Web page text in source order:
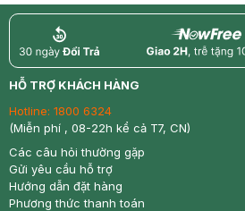
return nowfree
HỖ TRỢ KHÁCH HÀNG
Hotline: 1800 6324
(Miễn phí , 08-22h kể cả T7, CN)
Các câu hỏi thường gặp
Gửi yêu cầu hỗ trợ
Hướng dẫn đặt hàng
Phương thức thanh toán